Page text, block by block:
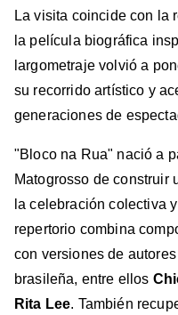
La visita coincide con la
la película biográfica
largometraje volvió a
su recorrido artístico y
generaciones de
"Bloco na Rua" nació a
Matogrosso de construir
la celebración colectiva
repertorio combina
con versiones de
brasileña, entre ellos
Rita Lee. También